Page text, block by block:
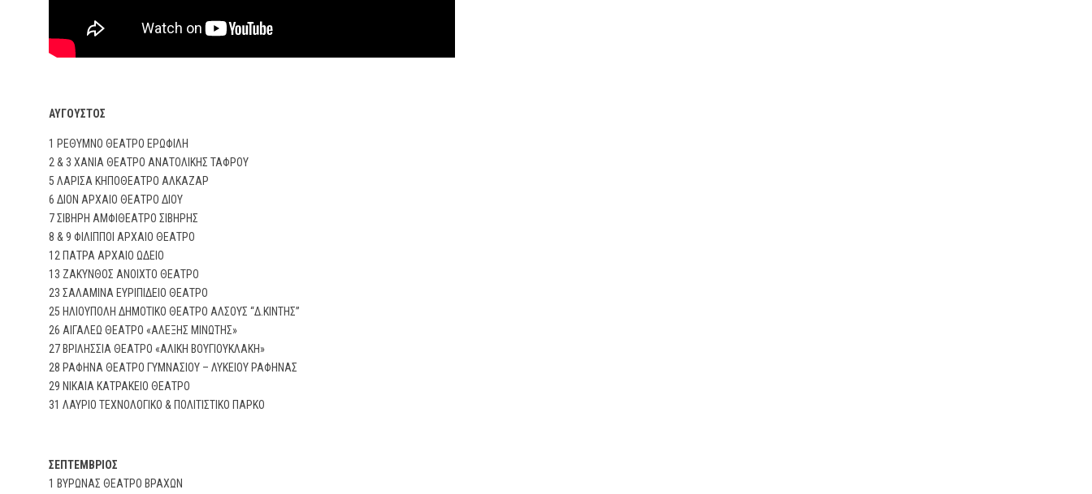
ΑΥΓΟΥΣΤΟΣ
1 ΡΕΘΥΜΝΟ ΘΕΑΤΡΟ ΕΡΩΦΙΛΗ
2 & 3 ΧΑΝΙΑ ΘΕΑΤΡΟ ΑΝΑΤΟΛΙΚΗΣ ΤΑΦΡΟΥ
5 ΛΑΡΙΣΑ ΚΗΠΟΘΕΑΤΡΟ ΑΛΚΑΖΑΡ
6 ΔΙΟΝ ΑΡΧΑΙΟ ΘΕΑΤΡΟ ΔΙΟΥ
7 ΣΙΒΗΡΗ ΑΜΦΙΘΕΑΤΡΟ ΣΙΒΗΡΗΣ
8 & 9 ΦΙΛΙΠΠΟΙ ΑΡΧΑΙΟ ΘΕΑΤΡΟ
12 ΠΑΤΡΑ ΑΡΧΑΙΟ ΩΔΕΙΟ
13 ΖΑΚΥΝΘΟΣ ΑΝΟΙΧΤΟ ΘΕΑΤΡΟ
23 ΣΑΛΑΜΙΝΑ ΕΥΡΙΠΙΔΕΙΟ ΘΕΑΤΡΟ
25 ΗΛΙΟΥΠΟΛΗ ΔΗΜΟΤΙΚΟ ΘΕΑΤΡΟ ΑΛΣΟΥΣ “Δ.ΚΙΝΤΗΣ”
26 ΑΙΓΑΛΕΩ ΘΕΑΤΡΟ «ΑΛΕΞΗΣ ΜΙΝΩΤΗΣ»
27 ΒΡΙΛΗΣΣΙΑ ΘΕΑΤΡΟ «ΑΛΙΚΗ ΒΟΥΓΙΟΥΚΛΑΚΗ»
28 ΡΑΦΗΝΑ ΘΕΑΤΡΟ ΓΥΜΝΑΣΙΟΥ – ΛΥΚΕΙΟΥ ΡΑΦΗΝΑΣ
29 ΝΙΚΑΙΑ ΚΑΤΡΑΚΕΙΟ ΘΕΑΤΡΟ
31 ΛΑΥΡΙΟ ΤΕΧΝΟΛΟΓΙΚΟ & ΠΟΛΙΤΙΣΤΙΚΟ ΠΑΡΚΟ
ΣΕΠΤΕΜΒΡΙΟΣ
1 ΒΥΡΩΝΑΣ ΘΕΑΤΡΟ ΒΡΑΧΩΝ